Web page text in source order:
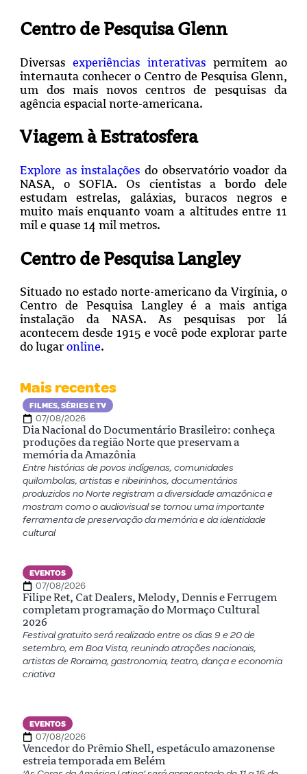
Centro de Pesquisa Glenn
Diversas experiências interativas permitem ao
internauta conhecer o Centro de Pesquisa Glenn,
um dos mais novos centros de pesquisas da
agência espacial norte-americana.
Viagem à Estratosfera
Explore as instalações do observatório voador da
NASA, o SOFIA. Os cientistas a bordo dele
estudam estrelas, galáxias, buracos negros e
muito mais enquanto voam a altitudes entre 11
mil e quase 14 mil metros.
Centro de Pesquisa Langley
Situado no estado norte-americano da Virgínia, o
Centro de Pesquisa Langley é a mais antiga
instalação da NASA. As pesquisas por lá
acontecem desde 1915 e você pode explorar parte
do lugaronline.
Mais recentes
FILMES, SÉRIES E TV
07/08/2026
Dia Nacional do Documentário Brasileiro: conheça
produções da região Norte que preservam a
memória da Amazônia
Entre histórias de povos indígenas, comunidades
quilombolas, artistas e ribeirinhos, documentários
produzidos no Norte registram a diversidade amazônica e
mostram como o audiovisual se tornou uma importante
ferramenta de preservação da memória e da identidade
cultural
EVENTOS
07/08/2026
Filipe Ret, Cat Dealers, Melody, Dennis e Ferrugem
completam programação do Mormaço Cultural
2026
Festival gratuito será realizado entre os dias 9 e 20 de
setembro, em Boa Vista, reunindo atrações nacionais,
artistas de Roraima, gastronomia, teatro, dança e economia
criativa
EVENTOS
07/08/2026
Vencedor do Prêmio Shell, espetáculo amazonense
estreia temporada em Belém